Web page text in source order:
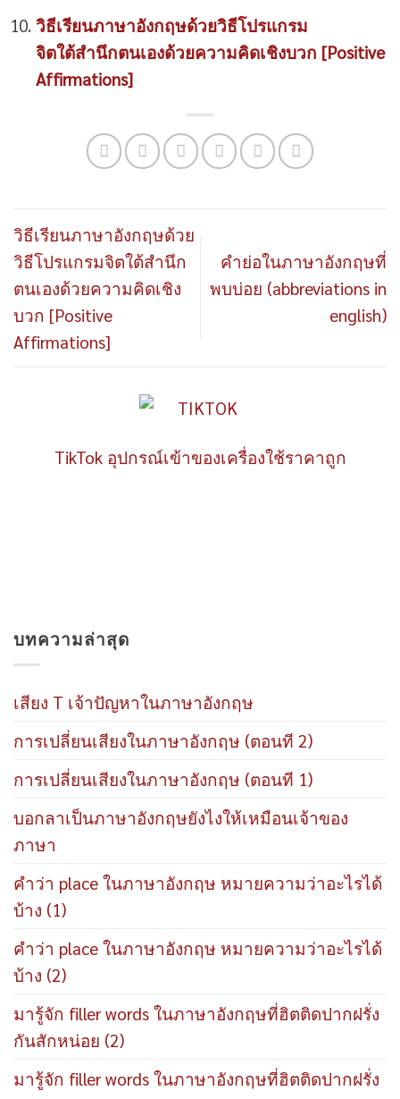
วิธีเรียนภาษาอังกฤษด้วยวิธีโปรแกรม
จิตใต้สำนึกตนเองด้วยความคิดเชิงบวก [Positive
Affirmations]
วิธีเรียนภาษาอังกฤษด้วย
วิธีโปรแกรมจิตใต้สำนึก
ตนเองด้วยความคิดเชิง
บวก [Positive
Affirmations]
คำย่อในภาษาอังกฤษที่
พบบ่อย (abbreviations in
english)
TikTok อุปกรณ์เข้าของเครื่องใช้ราคาถูก
บทความล่าสุด
เสียง T เจ้าปัญหาในภาษาอังกฤษ
การเปลี่ยนเสียงในภาษาอังกฤษ (ตอนที 2)
การเปลี่ยนเสียงในภาษาอังกฤษ (ตอนที 1)
บอกลาเป็นภาษาอังกฤษยังไงให้เหมือนเจ้าของ
ภาษา
คำว่า place ในภาษาอังกฤษ หมายความว่าอะไรได้
บ้าง (1)
คำว่า place ในภาษาอังกฤษ หมายความว่าอะไรได้
บ้าง (2)
มารู้จัก filler words ในภาษาอังกฤษที่ฮิตติดปากฝรั่ง
กันสักหน่อย (2)
มารู้จัก filler words ในภาษาอังกฤษที่ฮิตติดปากฝรั่ง